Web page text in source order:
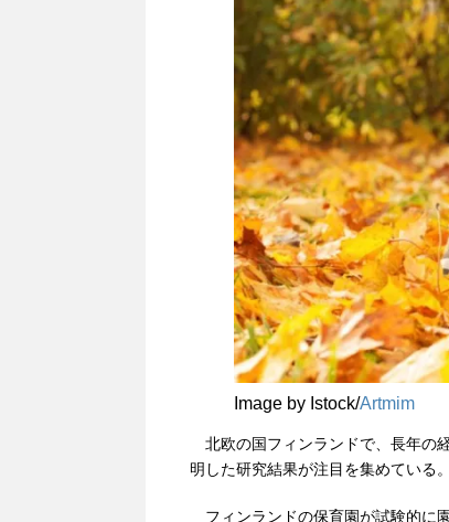
Image by Istock/Artmim
北欧の国フィンランドで、長年の
明した研究結果が注目を集めている。
フィンランドの保育園が試験的に